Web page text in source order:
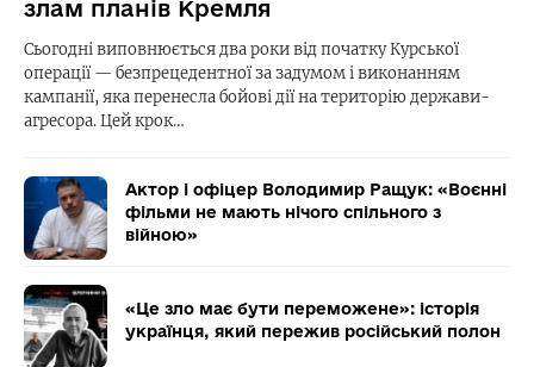
злам планів Кремля
Сьогодні виповнюється два роки від початку Курської
операції — безпрецедентної за задумом і виконанням
кампанії, яка перенесла бойові дії на територію держави-
агресора. Цей крок…
Актор і офіцер Володимир Ращук: «Воєнні
фільми не мають нічого спільного з
війною»
«Це зло має бути переможене»: історія
українця, який пережив російський полон